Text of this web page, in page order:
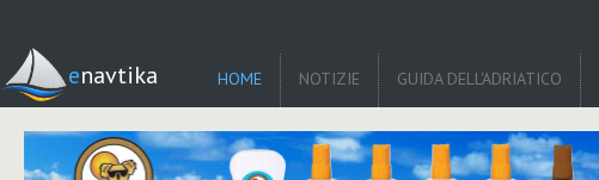
enavtika HOME NOTIZIE GUIDA DELL'ADRIATICO